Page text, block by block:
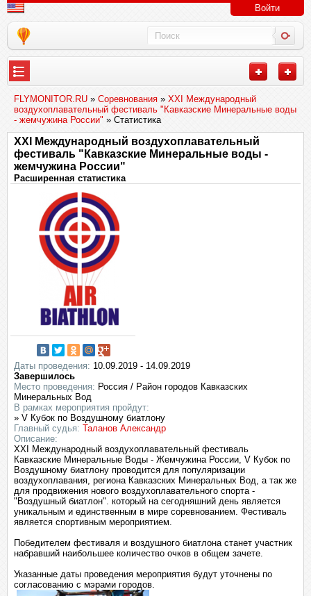
Войти
FLYMONITOR.RU » Соревнования » XXI Международный
воздухоплавательный фестиваль "Кавказские Минеральные воды
- жемчужина России" » Статистика
XXI Международный воздухоплавательный
фестиваль "Кавказские Минеральные воды -
жемчужина России"
Расширенная статистика
Даты проведения: 10.09.2019 - 14.09.2019
Завершилось
Место проведения: Россия / Район городов Кавказских
Минеральных Вод
В рамках мероприятия пройдут:
» V Кубок по Воздушному биатлону
Главный судья: Таланов Александр
Описание:
XXI Международный воздухоплавательный фестиваль
Кавказские Минеральные Воды - Жемчужина России, V Кубок по
Воздушному биатлону проводится для популяризации
воздухоплавания, региона Кавказских Минеральных Вод, а так же
для продвижения нового воздухоплавательного спорта -
"Воздушный биатлон". который на сегодняшний день является
уникальным и единственным в мире соревнованием. Фестиваль
является спортивным мероприятием.
Победителем фестиваля и воздушного биатлона станет участник
набравший наибольшее количество очков в общем зачете.
Указанные даты проведения мероприятия будут уточнены по
согласованию с мэрами городов.